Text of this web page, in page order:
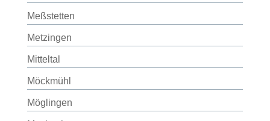
Meßstetten
Metzingen
Mitteltal
Möckmühl
Möglingen